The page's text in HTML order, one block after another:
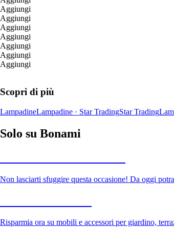
Aggiungi
Aggiungi
Aggiungi
Aggiungi
Aggiungi
Aggiungi
Aggiungi
Scopri di più
LampadineLampadine · Star TradingStar Trading
Solo su Bonami
Non lasciarti sfuggire questa occasione! Da oggi
Risparmia ora su mobili e accessori per giardino,